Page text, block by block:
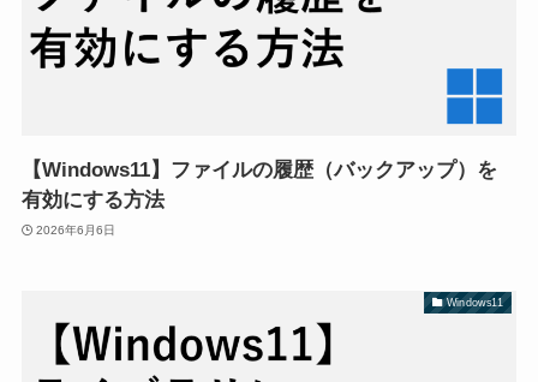
【Windows11】ファイルの履歴（バックアップ）を
有効にする方法
2026年6月6日
Windows11